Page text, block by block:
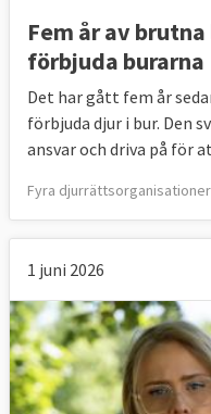
Fem år av
förbjuda burarna
Det har gått fem år
förbjuda djur i bur. Den
ansvar och driva på för
Fyra djurrättsorganisationer
1 juni 2026